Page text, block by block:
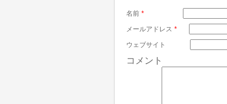
名前 *
メールアドレス *
ウェブサイト
コメント